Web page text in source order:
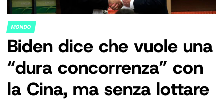
POSTED
IN
MONDO
Biden dice che vuole una
“dura concorrenza” con
la Cina, ma senza lottare